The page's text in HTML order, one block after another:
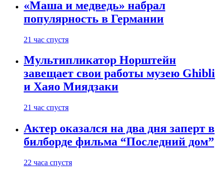
«Маша и медведь» набрал
популярность в Германии
21 час спустя
Мультипликатор Норштейн
завещает свои работы музею Ghibli
и Хаяо Миядзаки
21 час спустя
Актер оказался на два дня заперт в
билборде фильма “Последний дом”
22 часа спустя